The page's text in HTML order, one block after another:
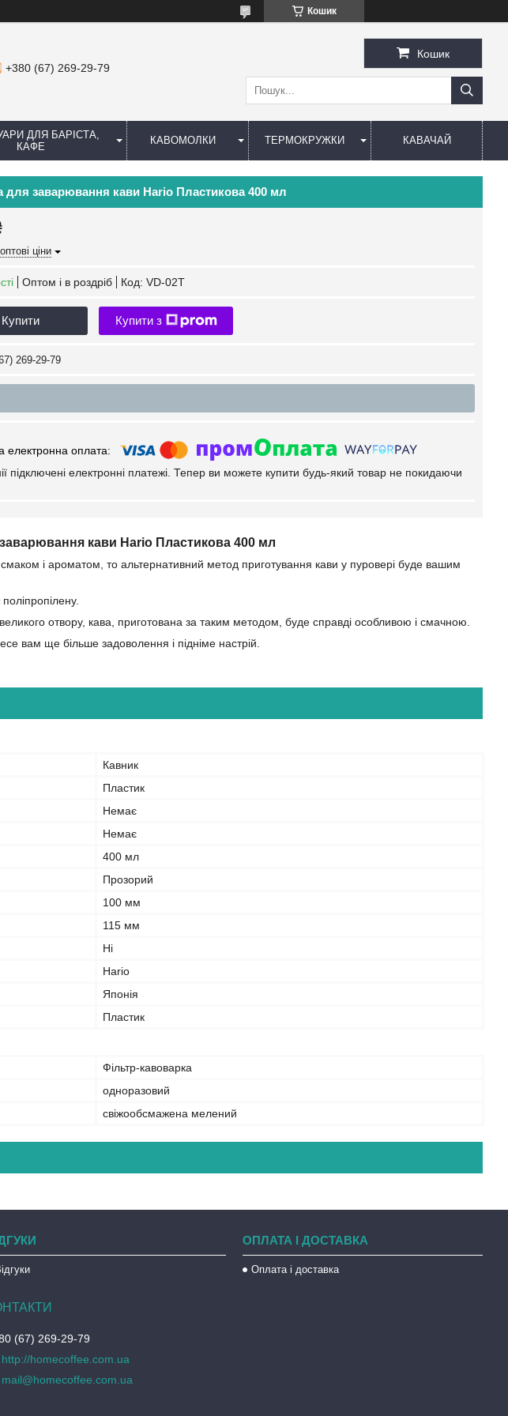
Кошик
+380 (67) 269-29-79
Кошик
ДЛЯ БАРІСТА,
КАФЕ
КАВОМОЛКИ ТЕРМОКРУЖКИ КАВАЧАЙ
для заварювання кави Hario Пластикова 400 мл
ціни
Оптом і в роздріб Код: VD-02T
Купити Купити з
269-29-79
підключені електронні платежі. Тепер ви можете купити будь-який товар не покидаючи
кави Hario Пластикова 400 мл
і ароматом, то альтернативний метод приготування кави у пуровері буде вашим
отвору, кава, приготована за таким методом, буде справді особливою і смачною.
вам ще більше задоволення і підніме настрій.
Кавник
Пластик
Немає
Немає
400 мл
Прозорий
100 мм
115 мм
Ні
Hario
Японія
Пластик
Фільтр-кавоварка
одноразовий
свіжообсмажена мелений
ОПЛАТА І ДОСТАВКА
Оплата і доставка
(67) 269-29-79
http://homecoffee.com.ua
mail@homecoffee.com.ua